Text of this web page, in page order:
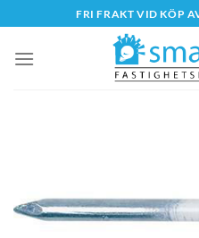
to
content
FRI FRAKT VID KÖP